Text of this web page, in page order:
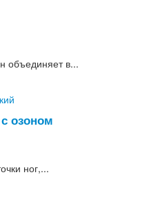
объединяет в...
озоном
ног,...